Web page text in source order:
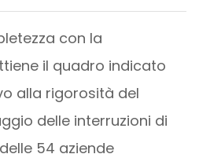
con la
il quadro indicato
alla rigorosità del
delle interruzioni di
54 aziende